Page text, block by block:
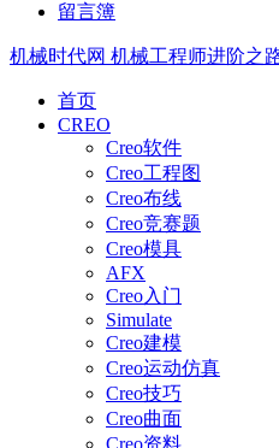
留言簿
机械时代网 机械工程师进阶之
首页
CREO
Creo软件
Creo工程图
Creo布线
Creo竞赛题
Creo模具
AFX
Creo入门
Simulate
Creo建模
Creo运动仿真
Creo技巧
Creo曲面
Creo资料